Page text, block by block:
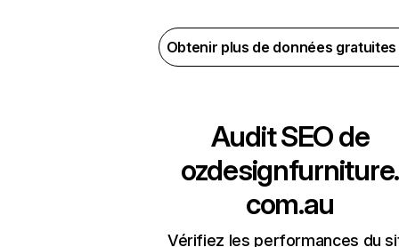
Obtenir plus de données
Audit SEO de
ozdesignfurniture.
com.au
Vérifiez les performances du